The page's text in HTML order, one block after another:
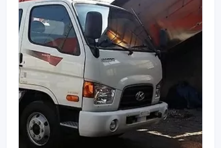
утилизационным сбором.